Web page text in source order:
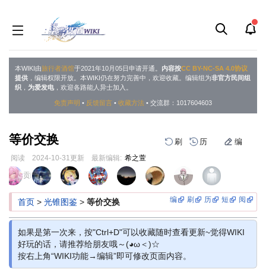
本WIKI由旅行者酒馆于2021年10月05日申请开通。 内容按CC BY-NC-SA 4.0协议
提供 ，编辑权限开放。本WIKI仍在努力完善中，欢迎收藏。编辑组为非官方民间组
织 ， 为爱发电，欢迎各路能人异士加入。
免责声明 • 反馈留言 • 收藏方法 • 交流群：1017604603
等价交换 刷 历 编
阅读 2024-10-31更新 最新编辑: 希之萱
跳
到
导
跳
到
搜
页面贡献者 :
编 刷 历 短 阅
首页 > 光锥图鉴 > 等价交换
如果是第一次来，按"Ctrl+D"可以收藏随时查看更新~觉得WIKI
好玩的话，请推荐给朋友哦～(◕ω＜)☆
按右上角“WIKI功能→编辑”即可修改页面内容。